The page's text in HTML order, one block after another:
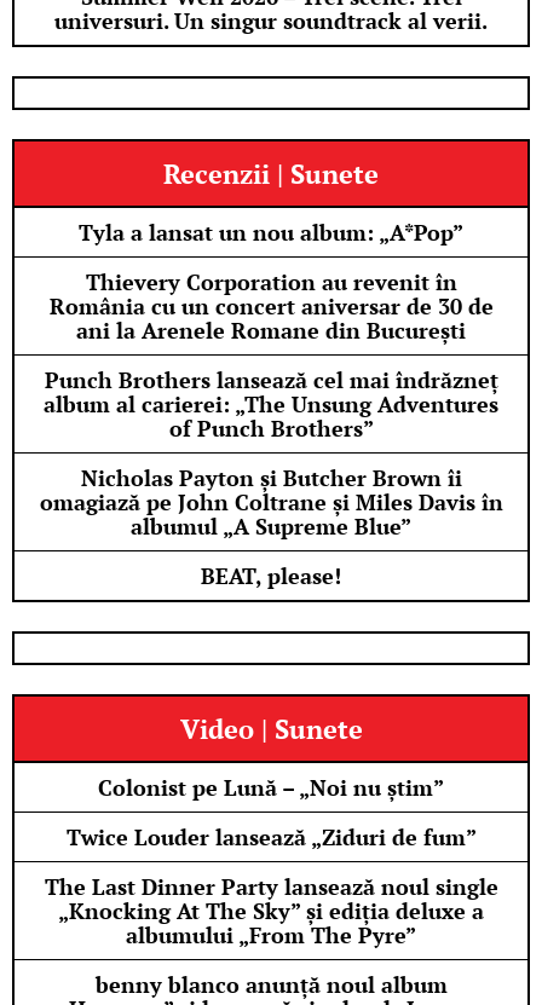
universuri. Un singur soundtrack al verii.
Recenzii | Sunete
Tyla a lansat un nou album: „A*Pop”
Thievery Corporation au revenit în
România cu un concert aniversar de 30 de
ani la Arenele Romane din București
Punch Brothers lansează cel mai îndrăzneț
album al carierei: „The Unsung Adventures
of Punch Brothers”
Nicholas Payton și Butcher Brown îi
omagiază pe John Coltrane și Miles Davis în
albumul „A Supreme Blue”
BEAT, please!
Video | Sunete
Colonist pe Lună – „Noi nu știm”
Twice Louder lansează „Ziduri de fum”
The Last Dinner Party lansează noul single
„Knocking At The Sky” și ediția deluxe a
albumului „From The Pyre”
benny blanco anunță noul album